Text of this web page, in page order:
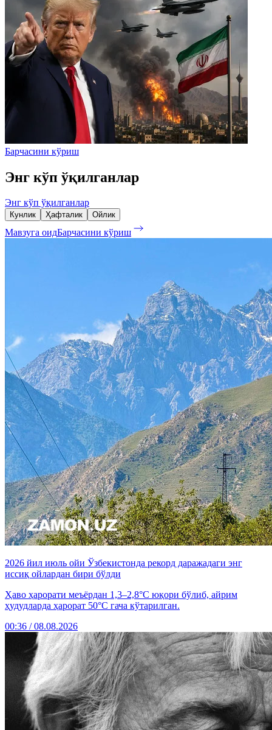
Барчасини кўриш
Энг кўп ўқилганлар
Энг кўп ўқилганлар
Кунлик Ҳафталик Ойлик
Мавзуга оидБарчасини кўриш
2026 йил июль ойи Ўзбекистонда рекорд даражадаги энг
иссиқ ойлардан бири бўлди
Ҳаво ҳарорати меъёрдан 1,3–2,8°C юқори бўлиб, айрим
ҳудудларда ҳарорат 50°C гача кўтарилган.
00:36 / 08.08.2026